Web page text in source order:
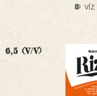
víz
6,5 (V/V)